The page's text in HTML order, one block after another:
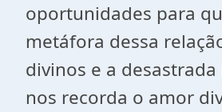
oportunidades para
metáfora dessa
divinos e a
nos recorda o amor